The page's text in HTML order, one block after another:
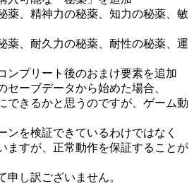
精神力の秘薬、知力の秘薬、敏
耐久力の秘薬、耐性の秘薬、運
プリート後のおまけ要素を追加
ーブデータから始めた場合、
きるかと思うのですが、ゲーム動
を検証できているわけではなく
すが、正常動作を保証することが
し訳ございません。